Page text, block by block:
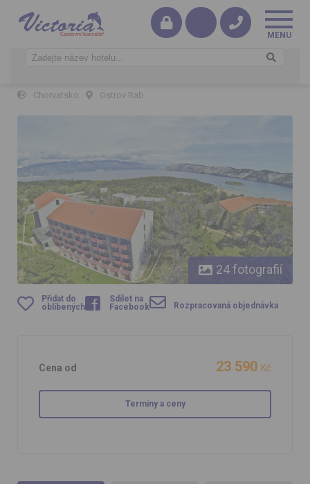
Chorvatsko Ostrov Rab
24 fotografií
Přidat do
oblíbených
Sdílet na
Facebook
Rozpracovaná objednávka
Cena od 23 590 Kč
Termíny a ceny